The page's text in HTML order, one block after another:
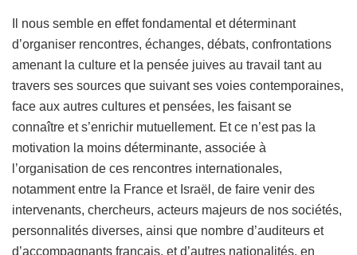
Il nous semble en effet fondamental et déterminant
d’organiser rencontres, échanges, débats, confrontations
amenant la culture et la pensée juives au travail tant au
travers ses sources que suivant ses voies contemporaines,
face aux autres cultures et pensées, les faisant se
connaître et s’enrichir mutuellement. Et ce n’est pas la
motivation la moins déterminante, associée à
l’organisation de ces rencontres internationales,
notamment entre la France et Israël, de faire venir des
intervenants, chercheurs, acteurs majeurs de nos sociétés,
personnalités diverses, ainsi que nombre d’auditeurs et
d’accompagnants français, et d’autres nationalités, en